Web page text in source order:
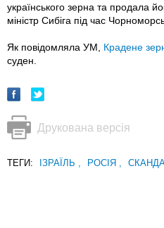
українського зерна та продала
міністр Сибіга під час
Як повідомляла УМ, Крадене
суден.
Друкована версія
ТЕГИ: ІЗРАЇЛЬ РОСІЯ